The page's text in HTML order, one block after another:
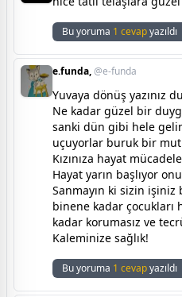
Bu yoruma 1 cevapyazıldı
e.funda,@e-funda
Yuvaya dönüş yazınız
Ne kadar güzel bir
sanki dün gibi hele
uçuyorlar buruk bir
Kızınıza hayat
Hayat yarın başlıyor
Sanmayın ki sizin
binene kadar çocukları
kadar korumasız ve
Kaleminize sağlık!
Bu yoruma 1 cevapyazıldı